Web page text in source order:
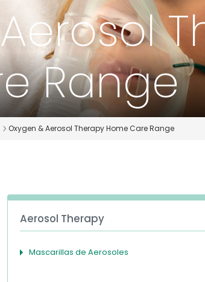
Range
Oxygen & Aerosol Therapy Home Care Range
Aerosol Therapy
Mascarillas de Aerosoles